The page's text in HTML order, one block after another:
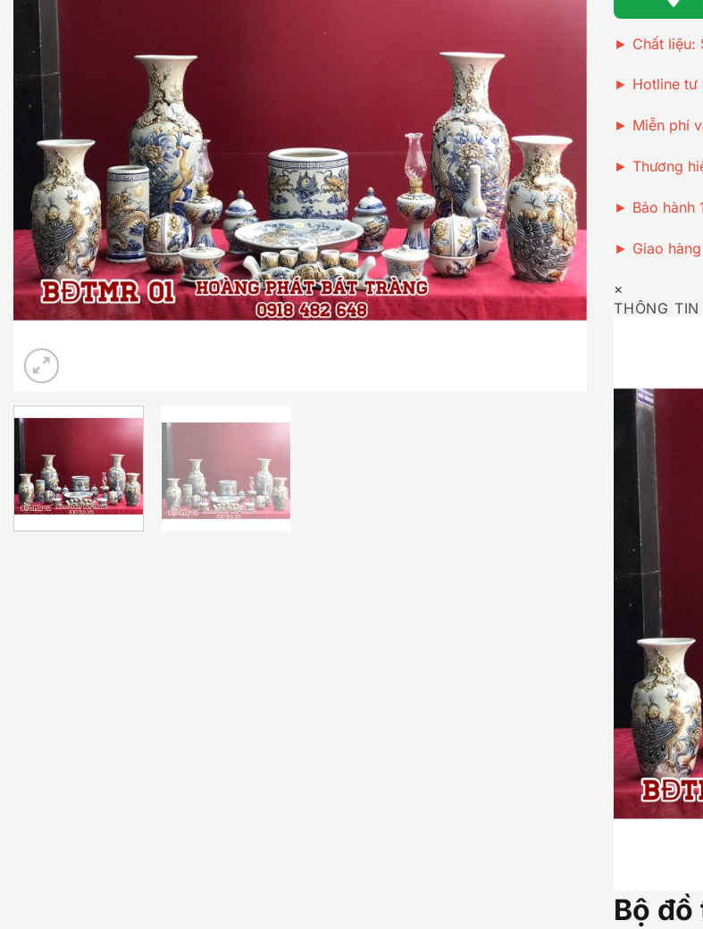
► Chất liệu:
► Hotline tư
► Miễn phí
► Thương
► Bảo hành
► Giao
×
THÔNG
Bộ